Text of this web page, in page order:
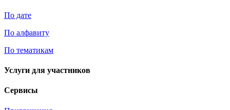
По дате
По алфавиту
По тематикам
Услуги для участников
Сервисы